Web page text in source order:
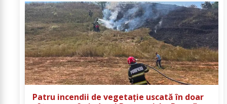
Patru incendii de vegetație uscată în doar